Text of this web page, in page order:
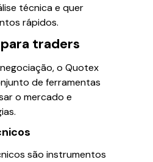
técnica e quer
rápidos.
traders
o Quotex
de ferramentas
o mercado e
são instrumentos